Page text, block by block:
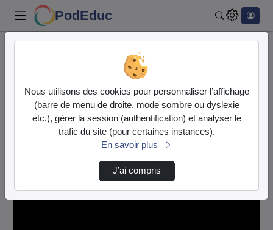
PodEduc
Teaser_Roumanie_Master sous titre.mp4
Lire
Nous utilisons des cookies pour personnaliser l’affichage
(barre de menu de droite, mode sombre ou dyslexie
etc.), gérer la session (authentification) et analyser le
trafic du site (pour certaines instances).
En savoir plus
J’ai compris